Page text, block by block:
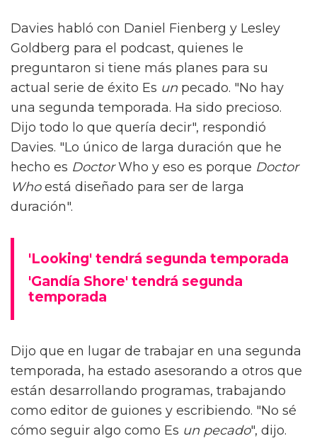
Davies habló con Daniel Fienberg y Lesley
Goldberg para el podcast, quienes le
preguntaron si tiene más planes para su
actual serie de éxito Es un pecado. "No hay
una segunda temporada. Ha sido precioso.
Dijo todo lo que quería decir", respondió
Davies. "Lo único de larga duración que he
hecho es DoctorWho y eso es porque Doctor
Whoestá diseñado para ser de larga
duración".
'Looking' tendrá segunda temporada
'Gandía Shore' tendrá segunda
temporada
Dijo que en lugar de trabajar en una segunda
temporada, ha estado asesorando a otros que
están desarrollando programas, trabajando
como editor de guiones y escribiendo. "No sé
cómo seguir algo como Es un pecado", dijo.